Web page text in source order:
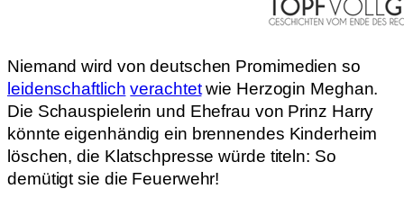
Niemand wird von deutschen Promimedien so
leidenschaftlich verachtetwie Herzogin Meghan.
Die Schauspielerin und Ehefrau von Prinz Harry
könnte eigenhändig ein brennendes Kinderheim
löschen, die Klatschpresse würde titeln: So
demütigt sie die Feuerwehr!